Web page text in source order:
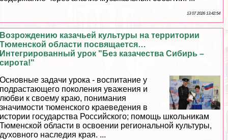
13 07 2026 13:42:54
Возрождению казачьей культуры на территории
Тюменской области посвящается…
Интегрированный урок "Без казачества Сибирь –
сирота!"
Основные задачи урока - воспитание у
подрастающего поколения уважения и
любви к своему краю, понимания
значимости тюменского краеведения в
истории государства Российского; помощь школьникам
Тюменской области в освоении региональной культуры,
духовного наследия края. ...